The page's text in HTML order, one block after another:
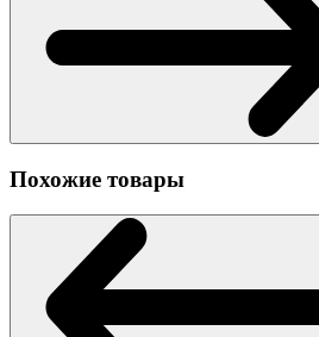
Похожие товары